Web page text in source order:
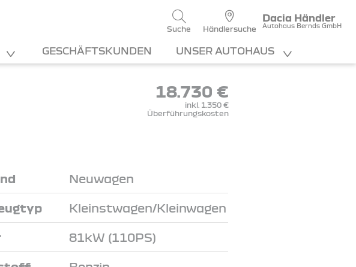
Suche Händlersuche
Dacia Händler
Autohaus Bernds GmbH
GESCHÄFTSKUNDEN UNSER AUTOHAUS
18.730 €
inkl. 1.350 €
Überführungskosten
Neuwagen
Kleinstwagen/Kleinwagen
81kW (110PS)